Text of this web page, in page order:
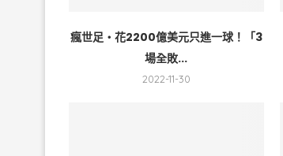
瘋世足・花2200億美元只進一球！「3
場全敗...
2022-11-30